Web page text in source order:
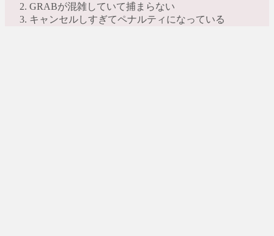
GRABが混雑していて捕まらない
キャンセルしすぎてペナルティになっている